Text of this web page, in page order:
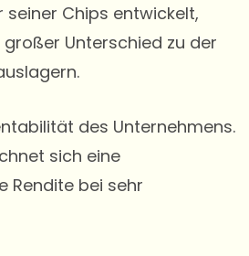
Chips entwickelt,
Unterschied zu der
des Unternehmens.
sich eine
Rendite bei sehr